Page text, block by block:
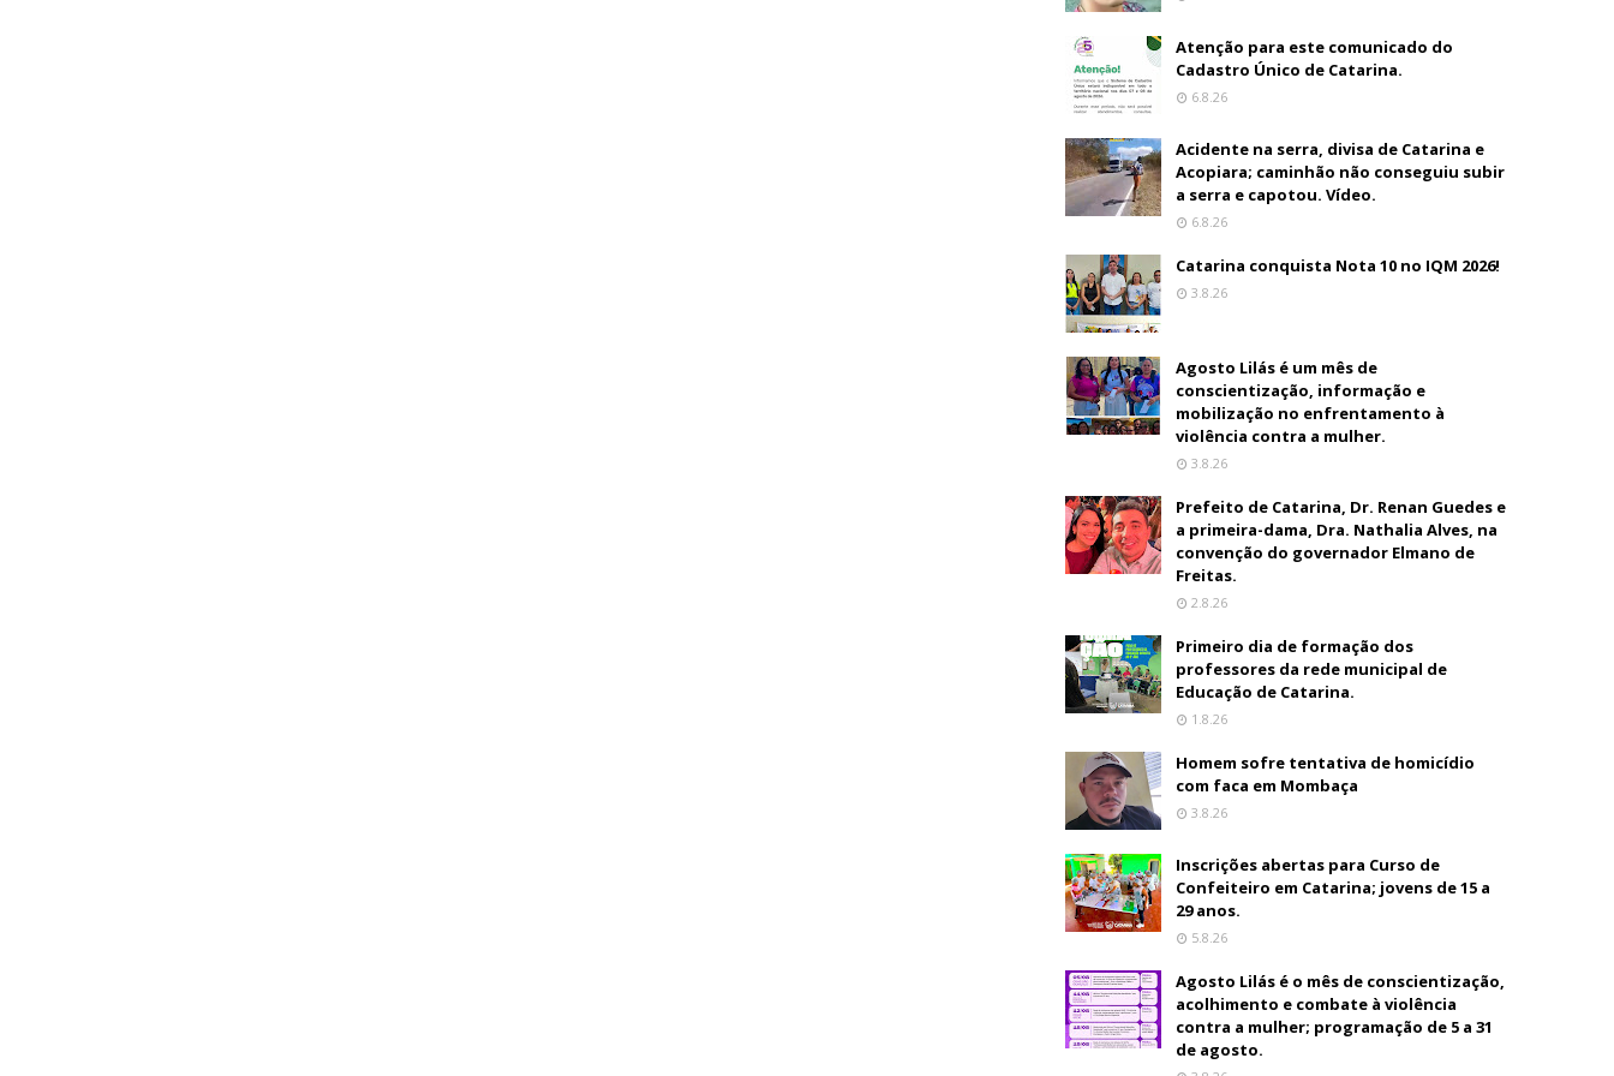
Atenção para este comunicado do
Cadastro Único de Catarina.
6.8.26
Acidente na serra, divisa de Catarina e
Acopiara; caminhão não conseguiu subir
a serra e capotou. Vídeo.
6.8.26
Catarina conquista Nota 10 no IQM 2026!
3.8.26
Agosto Lilás é um mês de
conscientização, informação e
mobilização no enfrentamento à
violência contra a mulher.
3.8.26
Prefeito de Catarina, Dr. Renan Guedes e
a primeira-dama, Dra. Nathalia Alves, na
convenção do governador Elmano de
Freitas.
2.8.26
Primeiro dia de formação dos
professores da rede municipal de
Educação de Catarina.
1.8.26
Homem sofre tentativa de homicídio
com faca em Mombaça
3.8.26
Inscrições abertas para Curso de
Confeiteiro em Catarina; jovens de 15 a
29 anos.
5.8.26
Agosto Lilás é o mês de conscientização,
acolhimento e combate à violência
contra a mulher; programação de 5 a 31
de agosto.